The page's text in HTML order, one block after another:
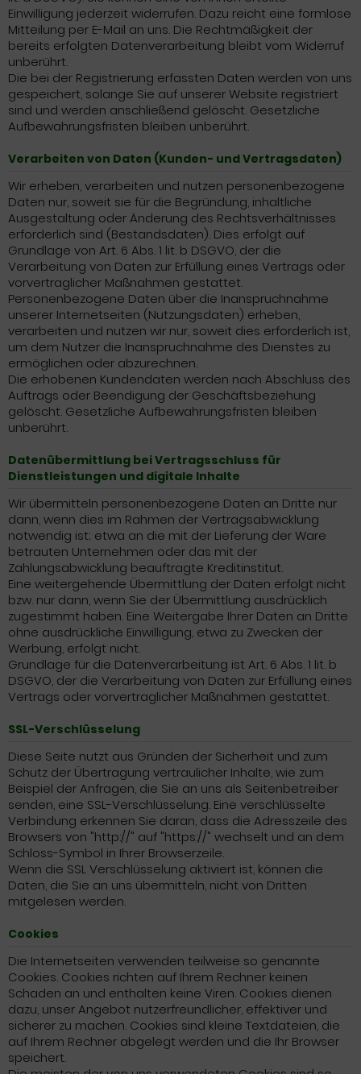
Einwilligung jederzeit widerrufen. Dazu reicht eine formlose
Mitteilung per E-Mail an uns. Die Rechtmäßigkeit der
bereits erfolgten Datenverarbeitung bleibt vom Widerruf
unberührt.
Die bei der Registrierung erfassten Daten werden von uns
gespeichert, solange Sie auf unserer Website registriert
sind und werden anschließend gelöscht. Gesetzliche
Aufbewahrungsfristen bleiben unberührt.
Verarbeiten von Daten (Kunden- und Vertragsdaten)
Wir erheben, verarbeiten und nutzen personenbezogene
Daten nur, soweit sie für die Begründung, inhaltliche
Ausgestaltung oder Änderung des Rechtsverhältnisses
erforderlich sind (Bestandsdaten). Dies erfolgt auf
Grundlage von Art. 6 Abs. 1 lit. b DSGVO, der die
Verarbeitung von Daten zur Erfüllung eines Vertrags oder
vorvertraglicher Maßnahmen gestattet.
Personenbezogene Daten über die Inanspruchnahme
unserer Internetseiten (Nutzungsdaten) erheben,
verarbeiten und nutzen wir nur, soweit dies erforderlich ist,
um dem Nutzer die Inanspruchnahme des Dienstes zu
ermöglichen oder abzurechnen.
Die erhobenen Kundendaten werden nach Abschluss des
Auftrags oder Beendigung der Geschäftsbeziehung
gelöscht. Gesetzliche Aufbewahrungsfristen bleiben
unberührt.
Datenübermittlung bei Vertragsschluss für
Dienstleistungen und digitale Inhalte
Wir übermitteln personenbezogene Daten an Dritte nur
dann, wenn dies im Rahmen der Vertragsabwicklung
notwendig ist; etwa an die mit der Lieferung der Ware
betrauten Unternehmen oder das mit der
Zahlungsabwicklung beauftragte Kreditinstitut.
Eine weitergehende Übermittlung der Daten erfolgt nicht
bzw. nur dann, wenn Sie der Übermittlung ausdrücklich
zugestimmt haben. Eine Weitergabe Ihrer Daten an Dritte
ohne ausdrückliche Einwilligung, etwa zu Zwecken der
Werbung, erfolgt nicht.
Grundlage für die Datenverarbeitung ist Art. 6 Abs. 1 lit. b
DSGVO, der die Verarbeitung von Daten zur Erfüllung eines
Vertrags oder vorvertraglicher Maßnahmen gestattet.
SSL-Verschlüsselung
Diese Seite nutzt aus Gründen der Sicherheit und zum
Schutz der Übertragung vertraulicher Inhalte, wie zum
Beispiel der Anfragen, die Sie an uns als Seitenbetreiber
senden, eine SSL-Verschlüsselung. Eine verschlüsselte
Verbindung erkennen Sie daran, dass die Adresszeile des
Browsers von "http://" auf "https://" wechselt und an dem
Schloss-Symbol in Ihrer Browserzeile.
Wenn die SSL Verschlüsselung aktiviert ist, können die
Daten, die Sie an uns übermitteln, nicht von Dritten
mitgelesen werden.
Cookies
Die Internetseiten verwenden teilweise so genannte
Cookies. Cookies richten auf Ihrem Rechner keinen
Schaden an und enthalten keine Viren. Cookies dienen
dazu, unser Angebot nutzerfreundlicher, effektiver und
sicherer zu machen. Cookies sind kleine Textdateien, die
auf Ihrem Rechner abgelegt werden und die Ihr Browser
speichert.